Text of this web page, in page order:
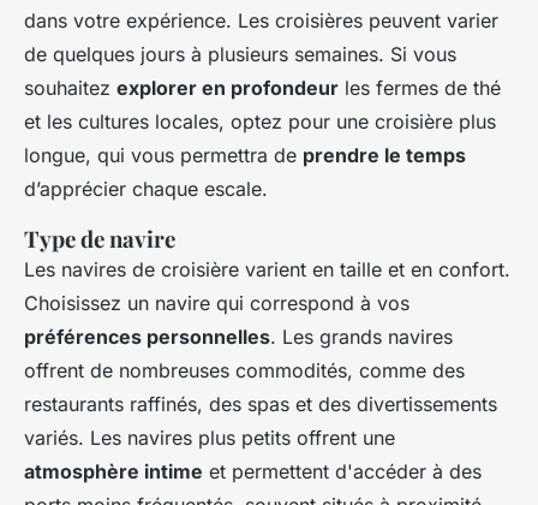
dans votre expérience. Les croisières peuvent varier
de quelques jours à plusieurs semaines. Si vous
souhaitez explorer en profondeur les fermes de thé
et les cultures locales, optez pour une croisière plus
longue, qui vous permettra de prendre le temps
d’apprécier chaque escale.
Type de navire
Les navires de croisière varient en taille et en confort.
Choisissez un navire qui correspond à vos
préférences personnelles. Les grands navires
offrent de nombreuses commodités, comme des
restaurants raffinés, des spas et des divertissements
variés. Les navires plus petits offrent une
atmosphère intime et permettent d'accéder à des